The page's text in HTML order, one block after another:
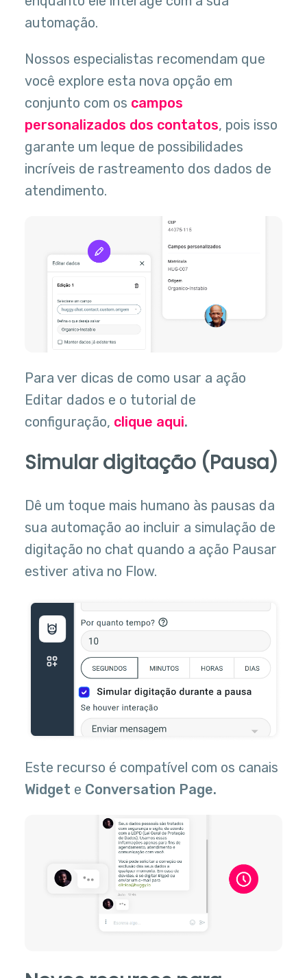
automação.
Nossos especialistas recomendam que
você explore esta nova opção em
conjunto com os campos
personalizados dos contatos, pois isso
garante um leque de possibilidades
incríveis de rastreamento dos dados de
atendimento.
Para ver dicas de como usar a ação
Editar dados e o tutorial de
configuração, clique aqui.
Simular digitação (Pausa)
Dê um toque mais humano às pausas da
sua automação ao incluir a simulação de
digitação no chat quando a ação Pausar
estiver ativa no Flow.
Este recurso é compatível com os canais
Widget e Conversation Page.